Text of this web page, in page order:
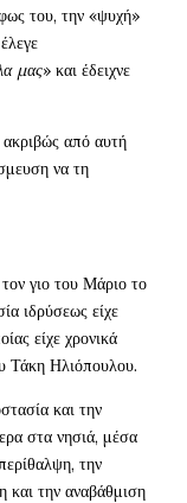
του, την «ψυχή»
μας» και έδειχνε
ακριβώς από αυτή
να τη
γιο του Μάριο το
ιδρύσεως είχε
είχε χρονικά
Τάκη Ηλιόπουλου.
και την
στα νησιά, μέσα
την
και την αναβάθμιση